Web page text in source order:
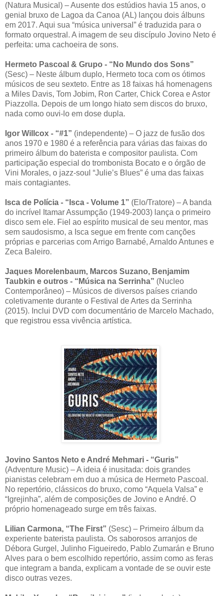
(Natura Musical) – Ausente dos estúdios havia 15 anos, o
genial bruxo de Lagoa da Canoa (AL) lançou dois álbuns
em 2017. Aqui sua “música universal” é traduzida para o
formato orquestral. A imagem de seu discípulo Jovino Neto é
perfeita: uma cachoeira de sons.
Hermeto Pascoal & Grupo - “No Mundo dos Sons”
(Sesc) – Neste álbum duplo, Hermeto toca com os ótimos
músicos de seu sexteto. Entre as 18 faixas há homenagens
a Miles Davis, Tom Jobim, Ron Carter, Chick Corea e Astor
Piazzolla. Depois de um longo hiato sem discos do bruxo,
nada como ouvi-lo em dose dupla.
Igor Willcox - “#1” (independente) – O jazz de fusão dos
anos 1970 e 1980 é a referência para várias das faixas do
primeiro álbum do baterista e compositor paulista. Com
participação especial do trombonista Bocato e o órgão de
Vini Morales, o jazz-soul “Julie’s Blues” é uma das faixas
mais contagiantes.
Isca de Polícia - “Isca - Volume 1” (Elo/Tratore) – A banda
do incrível Itamar Assumpção (1949-2003) lança o primeiro
disco sem ele. Fiel ao espírito musical de seu mentor, mas
sem saudosismo, a Isca segue em frente com canções
próprias e parcerias com Arrigo Barnabé, Arnaldo Antunes e
Zeca Baleiro.
Jaques Morelenbaum, Marcos Suzano, Benjamim
Taubkin e outros - “Música na Serrinha” (Nucleo
Contemporâneo) – Músicos de diversos países criando
coletivamente durante o Festival de Artes da Serrinha
(2015). Inclui DVD com documentário de Marcelo Machado,
que registrou essa vivência artística.
Jovino Santos Neto e André Mehmari - “Guris”
(Adventure Music) – A ideia é inusitada: dois grandes
pianistas celebram em duo a música de Hermeto Pascoal.
No repertório, clássicos do bruxo, como “Aquela Valsa” e
“Igrejinha”, além de composições de Jovino e André. O
próprio homenageado surge em três faixas.
Lilian Carmona, “The First” (Sesc) – Primeiro álbum da
experiente baterista paulista. Os saborosos arranjos de
Débora Gurgel, Julinho Figueiredo, Pablo Zumarán e Bruno
Alves para o bem escolhido repertório, assim como as feras
que integram a banda, explicam a vontade de se ouvir este
disco outras vezes.